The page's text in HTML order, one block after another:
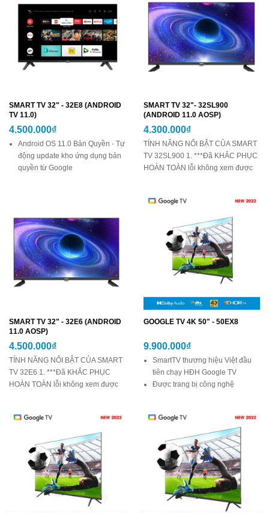
SMART TV 32" - 32E8 (ANDROID
TV 11.0)
4.500.000₫
Android OS 11.0 Bản Quyền - Tự
động update kho ứng dụng bản
quyền từ Google
nói toàn diện
Kết nối Bluetooth với remote và
các thiết bị ngoại vi như: loa, bàn
phím, chuột không dây.
SMART TV 32"- 32SL900
(ANDROID 11.0 AOSP)
4.300.000₫
TÍNH NĂNG NỔI BẬT CỦA SMART
TV 32SL900 1. ***Đã KHẮC PHỤC
HOÀN TOÀN lỗi không xem được
thiểu tình trạng bị treo máy khi chạy
tải nhiều ứng dụng cùng lúc. 3. Kết
nối phát video lên Youtube...
SMART TV 32" - 32E6 (ANDROID
11.0 AOSP)
4.500.000₫
TÍNH NĂNG NỔI BẬT CỦA SMART
TV 32E6 1. ***Đã KHẮC PHỤC
HOÀN TOÀN lỗi không xem được
thiểu tình trạng bị treo máy khi chạy
tải nhiều ứng dụng cùng lúc. 3. Kết
nối phát video lên Youtube...
GOOGLE TV 4K 50" - 50EX8
9.900.000₫
SmartTV thương hiệu Việt đầu
tiên chạy HĐH Google TV
Được trang bị công nghệ
Công nghệ âm thanh vòm Dolby
và DTS sống động
Trợ lý Google thông minh, điều
khiển tivi bằng giọng nói
Quà tặng 12 tháng sử dụng: K+,
Galaxyplay, MyTV, ClipTV